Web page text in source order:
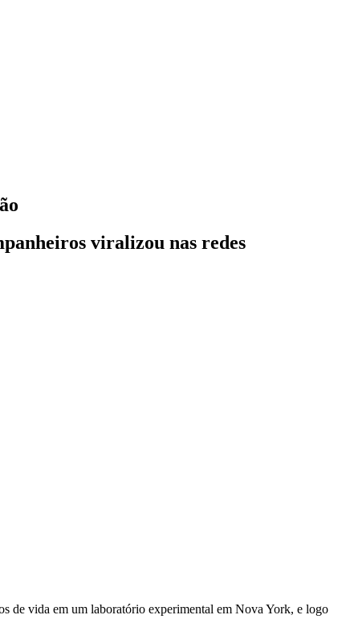
viralizou nas redes
de vida em um laboratório experimental em Nova York, e logo